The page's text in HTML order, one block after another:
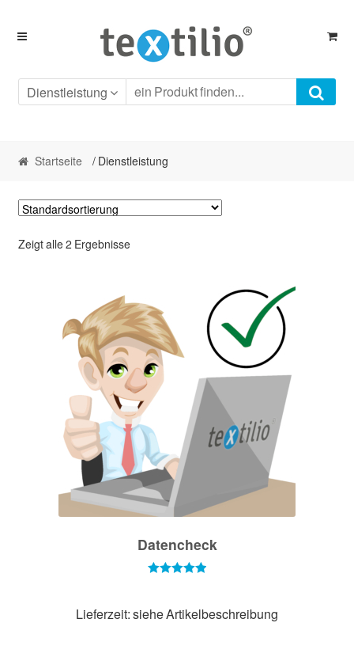
Skip
Skip
Dienstleistung
Startseite / Dienstleistung
Zeigt alle 2 Ergebnisse
Datencheck
Lieferzeit: siehe Artikelbeschreibung